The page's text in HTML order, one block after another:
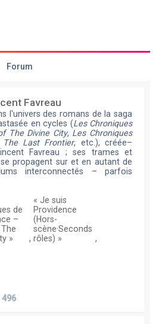
Forum
Favreau
l'univers des romans de la saga
en cycles (Les Chroniques
The Divine City, Les Chroniques
Last Frontier, etc.), créée–
Favreau ; ses trames et
propagent sur et en autant de
interconnectés – parfois
de
–
»
,
« Je suis
Providence
(Hors-
scène·Seconds
rôles) »
,
496